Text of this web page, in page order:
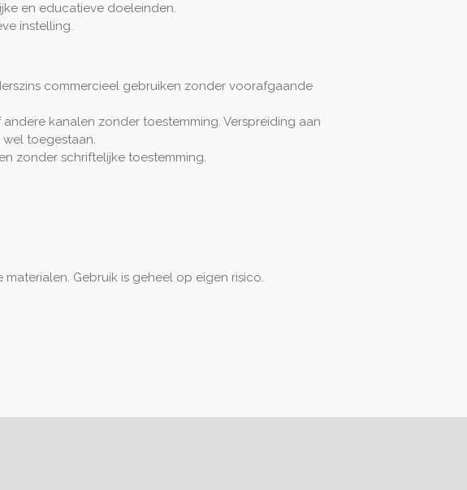
en educatieve doeleinden.
instelling.
commercieel gebruiken zonder voorafgaande
kanalen zonder toestemming. Verspreiding aan
toegestaan.
zonder schriftelijke toestemming.
Gebruik is geheel op eigen risico.